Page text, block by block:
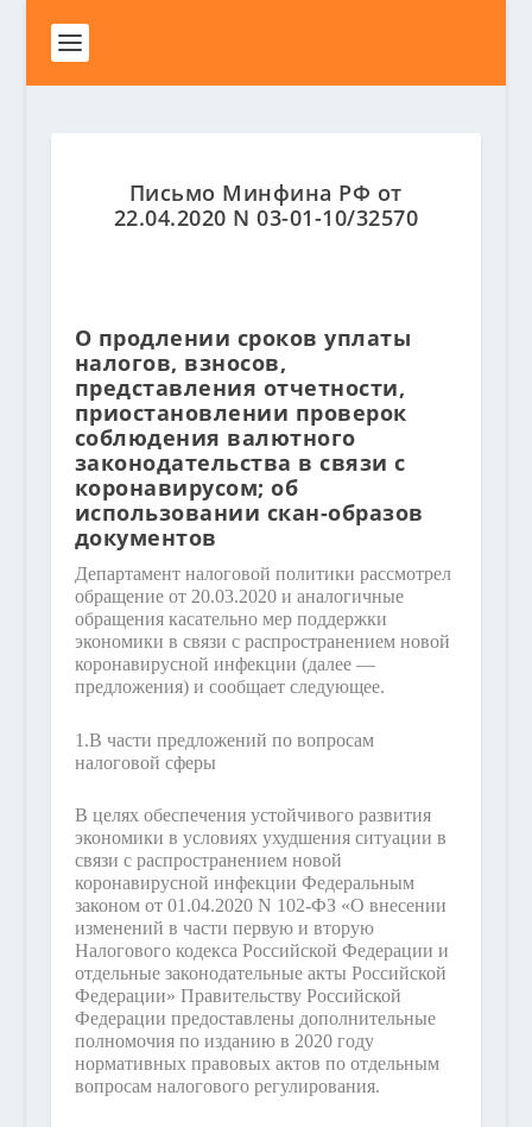
Письмо Минфина РФ от
22.04.2020 N 03-01-10/32570
О продлении сроков уплаты
налогов, взносов,
представления отчетности,
приостановлении проверок
соблюдения валютного
законодательства в связи с
коронавирусом; об
использовании скан-образов
документов
Департамент налоговой политики рассмотрел
обращение от 20.03.2020 и аналогичные
обращения касательно мер поддержки
экономики в связи с распространением новой
коронавирусной инфекции (далее —
предложения) и сообщает следующее.
1.В части предложений по вопросам
налоговой сферы
В целях обеспечения устойчивого развития
экономики в условиях ухудшения ситуации в
связи с распространением новой
коронавирусной инфекции Федеральным
законом от 01.04.2020 N 102-ФЗ «О внесении
изменений в части первую и вторую
Налогового кодекса Российской Федерации и
отдельные законодательные акты Российской
Федерации» Правительству Российской
Федерации предоставлены дополнительные
полномочия по изданию в 2020 году
нормативных правовых актов по отдельным
вопросам налогового регулирования.